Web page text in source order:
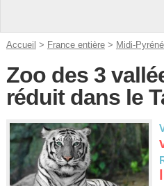
Accueil > France entière> Midi-
Zoo des 3
réduit dans le